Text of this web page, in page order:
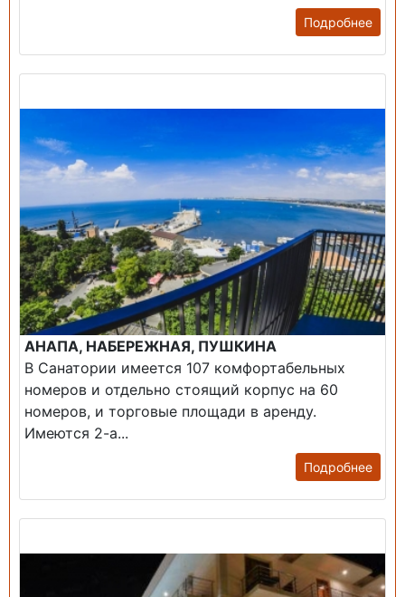
Подробнее
АНАПА, НАБЕРЕЖНАЯ, ПУШКИНА
В Санатории имеется 107 комфортабельных
номеров и отдельно стоящий корпус на 60
номеров, и торговые площади в аренду.
Имеются 2-а...
Подробнее